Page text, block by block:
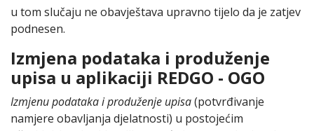
u tom slučaju ne obavještava upravno tijelo da je zatjev
podnesen.
Izmjena podataka i produženje
upisa u aplikaciji REDGO - OGO
Izmjenu podataka i produženje upisa(potvrđivanje
namjere obavljanja djelatnosti) u postojećim